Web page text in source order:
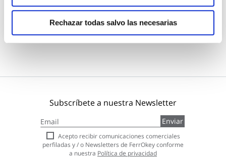
Rechazar todas salvo las necesarias
Añadir al carrito
Subscríbete a nuestra Newsletter
a
nuestro
boletín
de
Enviar
Acepto recibir comunicaciones comerciales
perfiladas y / o Newsletters de FerrOkey conforme
a nuestra Política de privacidad